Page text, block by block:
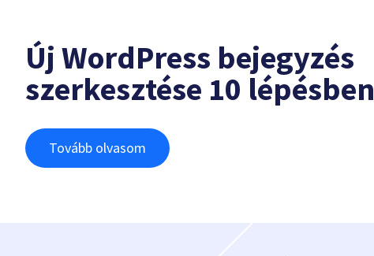
Új WordPress bejegyzés
szerkesztése 10 lépésben
Tovább olvasom